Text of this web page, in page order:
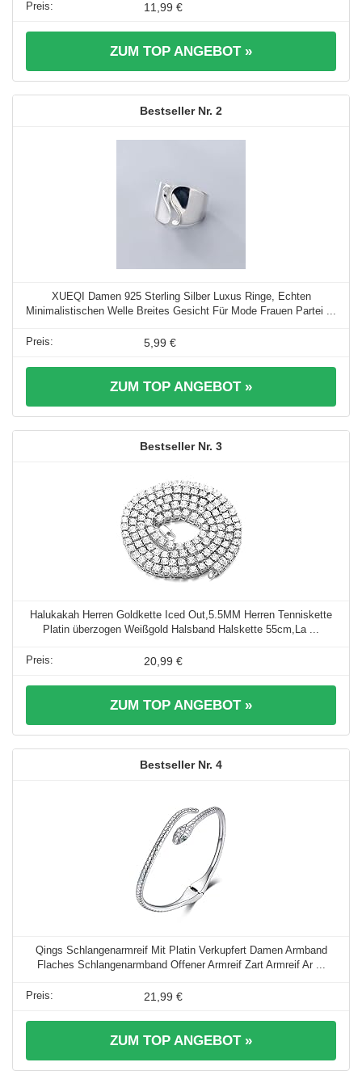
11,99 €
ZUM TOP ANGEBOT »
2
XUEQI Damen 925 Sterling Silber Luxus Ringe, Echten
Minimalistischen Welle Breites Gesicht Für Mode Frauen Partei ...
5,99 €
ZUM TOP ANGEBOT »
3
Halukakah Herren Goldkette Iced Out,5.5MM Herren Tenniskette
Platin überzogen Weißgold Halsband Halskette 55cm,La ...
20,99 €
ZUM TOP ANGEBOT »
4
Qings Schlangenarmreif Mit Platin Verkupfert Damen Armband
Flaches Schlangenarmband Offener Armreif Zart Armreif Ar ...
21,99 €
ZUM TOP ANGEBOT »